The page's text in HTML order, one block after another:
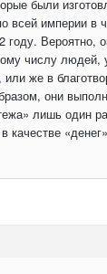
были
всей империи в
году. Вероятно,
числу людей,
или же в
они
лишь один
качестве